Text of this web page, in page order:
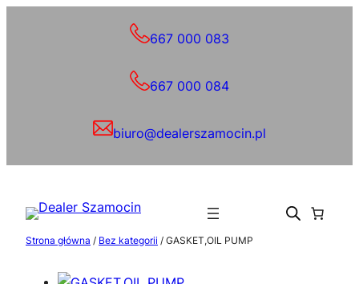
667 000 083
667 000 084
biuro@dealerszamocin.pl
Strona główna / Bez kategorii / GASKET,OIL PUMP